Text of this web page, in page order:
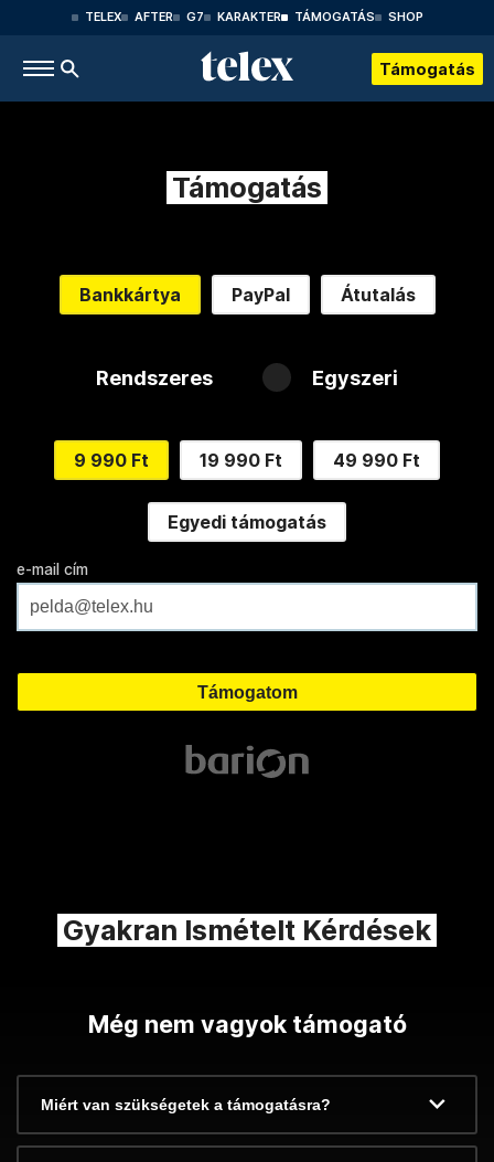
TELEX AFTER G7 KARAKTER TÁMOGATÁS SHOP
Támogatás
Támogatás
Bankkártya PayPal Átutalás
Rendszeres Egyszeri
9 990 Ft 19 990 Ft 49 990 Ft
Egyedi támogatás
e-mail cím
Gyakran Ismételt Kérdések
Még nem vagyok támogató
Miért van szükségetek a támogatásra?